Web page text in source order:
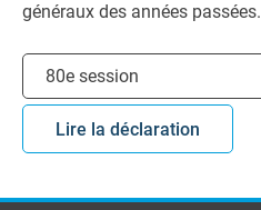
généraux des années passées.
Choisir la session
80e session
Lire la déclaration